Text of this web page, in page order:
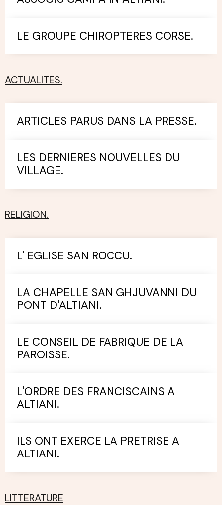
LE GROUPE CHIROPTERES CORSE.
ACTUALITES.
ARTICLES PARUS DANS LA PRESSE.
LES DERNIERES NOUVELLES DU
VILLAGE.
RELIGION.
L' EGLISE SAN ROCCU.
LA CHAPELLE SAN GHJUVANNI DU
PONT D'ALTIANI.
LE CONSEIL DE FABRIQUE DE LA
PAROISSE.
L'ORDRE DES FRANCISCAINS A
ALTIANI.
ILS ONT EXERCE LA PRETRISE A
ALTIANI.
LITTERATURE